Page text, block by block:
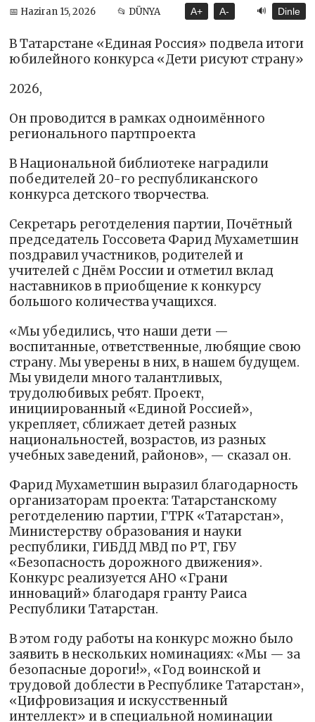
📅 Haziran 15, 2026 📂 DÜNYA A+ A- 🔊 Dinle
В Татарстане «Единая Россия» подвела итоги
юбилейного конкурса «Дети рисуют страну»
2026,
Он проводится в рамках одноимённого
регионального партпроекта
В Национальной библиотеке наградили
победителей 20-го республиканского
конкурса детского творчества.
Секретарь реготделения партии, Почётный
председатель Госсовета Фарид Мухаметшин
поздравил участников, родителей и
учителей с Днём России и отметил вклад
наставников в приобщение к конкурсу
большого количества учащихся.
«Мы убедились, что наши дети —
воспитанные, ответственные, любящие свою
страну. Мы уверены в них, в нашем будущем.
Мы увидели много талантливых,
трудолюбивых ребят. Проект,
инициированный «Единой Россией»,
укрепляет, сближает детей разных
национальностей, возрастов, из разных
учебных заведений, районов», — сказал он.
Фарид Мухаметшин выразил благодарность
организаторам проекта: Татарстанскому
реготделению партии, ГТРК «Татарстан»,
Министерству образования и науки
республики, ГИБДД МВД по РТ, ГБУ
«Безопасность дорожного движения».
Конкурс реализуется АНО «Грани
инноваций» благодаря гранту Раиса
Республики Татарстан.
В этом году работы на конкурс можно было
заявить в нескольких номинациях: «Мы — за
безопасные дороги!», «Год воинской и
трудовой доблести в Республике Татарстан»,
«Цифровизация и искусственный
интеллект» и в специальной номинации